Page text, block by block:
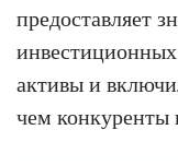
предоставляет
активы и
чем конкуренты